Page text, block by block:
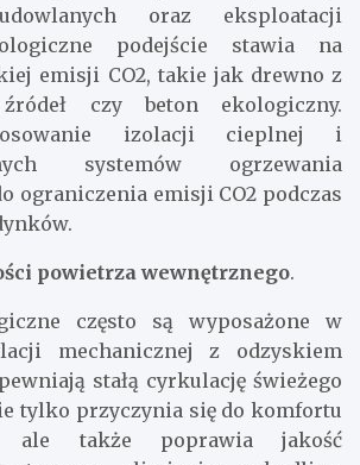
oraz eksploatacji
podejście stawia na
emisji CO2, takie jak drewno z
czy beton ekologiczny.
izolacji cieplnej i
systemów ogrzewania
ograniczenia emisji CO2 podczas
powietrza wewnętrznego.
często są wyposażone w
mechanicznej z odzyskiem
stałą cyrkulację świeżego
tylko przyczynia się do komfortu
ale także poprawia jakość